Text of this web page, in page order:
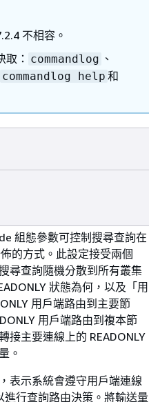
不相容。
： commandlog 、
commandlog help 和
組態參數可控制搜尋查詢在
的方式。此設定接受兩個
尋查詢隨機分散到所有叢集
狀態為何，以及「用
用戶端路由到主要節
用戶端路由到複本節
接主要連線上的 READONLY
。
表示系統會遵守用戶端連線
進行查詢路由決策。將輸送量